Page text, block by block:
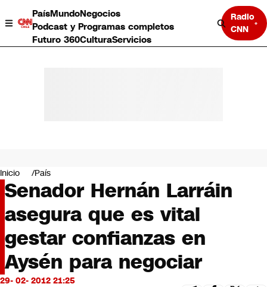
PaísMundoNegocios
Podcast y Programas completos
Futuro 360CulturaServicios
Radio
CNN
Negocios
Deportes
Programas completos
Cultura
Servicios
Bits
CNN Data
CNN tiempo
Futuro 360
Inicio País
Senador Hernán Larráin
asegura que es vital
gestar confianzas en
Aysén para negociar
29- 02- 2012 21:25